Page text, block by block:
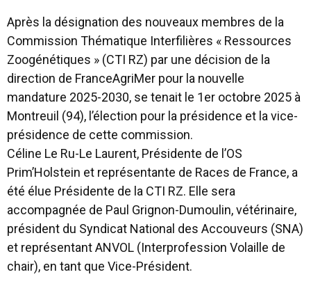
Après la désignation des nouveaux membres de la
Commission Thématique Interfilières « Ressources
Zoogénétiques » (CTI RZ) par une décision de la
direction de FranceAgriMer pour la nouvelle
mandature 2025-2030, se tenait le 1er octobre 2025 à
Montreuil (94), l’élection pour la présidence et la vice-
présidence de cette commission.
Céline Le Ru-Le Laurent, Présidente de l’OS
Prim’Holstein et représentante de Races de France, a
été élue Présidente de la CTI RZ. Elle sera
accompagnée de Paul Grignon-Dumoulin, vétérinaire,
président du Syndicat National des Accouveurs (SNA)
et représentant ANVOL (Interprofession Volaille de
chair), en tant que Vice-Président.